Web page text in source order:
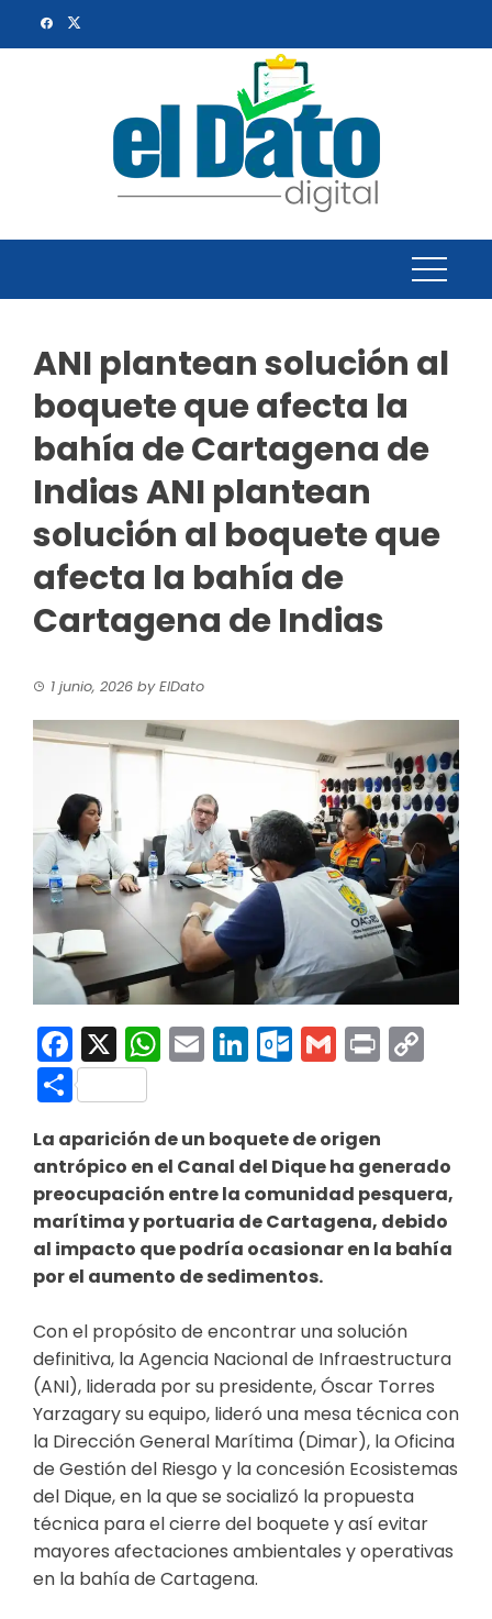
ANI plantean solución al
boquete que afecta la
bahía de Cartagena de
Indias ANI plantean
solución al boquete que
afecta la bahía de
Cartagena de Indias
1 junio, 2026 byElDato
Facebook
X WhatsApp
EmailLinkedInGmail
Print
Compartir
La aparición de un boquete de origen
antrópico en el Canal del Dique ha generado
preocupación entre la comunidad pesquera,
marítima y portuaria de Cartagena, debido
al impacto que podría ocasionar en la bahía
por el aumento de sedimentos.
Con el propósito de encontrar una solución
definitiva, la Agencia Nacional de Infraestructura
(ANI), liderada por su presidente, Óscar Torres
Yarzagary su equipo, lideró una mesa técnica con
la Dirección General Marítima (Dimar), la Oficina
de Gestión del Riesgo y la concesión Ecosistemas
del Dique, en la que se socializó la propuesta
técnica para el cierre del boquete y así evitar
mayores afectaciones ambientales y operativas
en la bahía de Cartagena.